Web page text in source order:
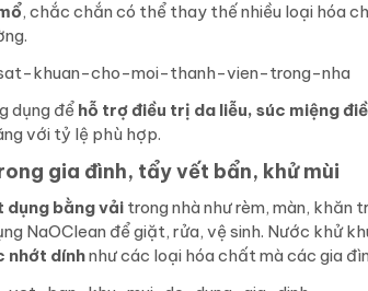
, chắc chắn có thể thay thế nhiều loại hóa
dụng để hỗ trợ điều trị da liễu, súc miệng
với tỷ lệ phù hợp.
gia đình, tẩy vết bẩn, khử mùi
dụng bằng vải trong nhà như rèm, màn, khăn
NaOClean để giặt, rửa, vệ sinh. Nước khử
nhớt dínhnhư các loại hóa chất mà các gia